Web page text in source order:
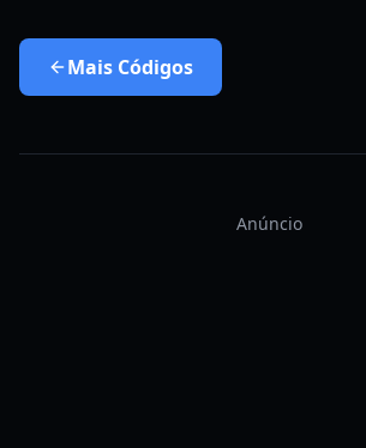
Mais Códigos
Anúncio